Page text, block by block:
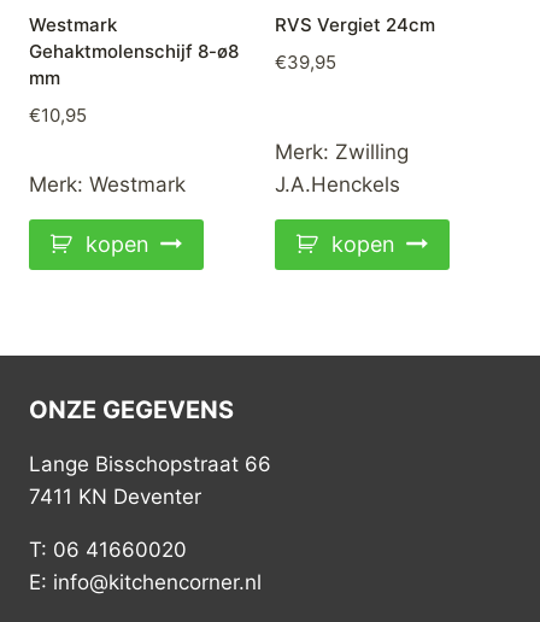
Westmark
Gehaktmolenschijf 8-ø8
mm
€10,95
Merk: Westmark
kopen
RVS Vergiet 24cm
€39,95
Merk: Zwilling
J.A.Henckels
kopen
ONZE GEGEVENS
Lange Bisschopstraat 66
7411 KN Deventer
T: 06 41660020
E: info@kitchencorner.nl